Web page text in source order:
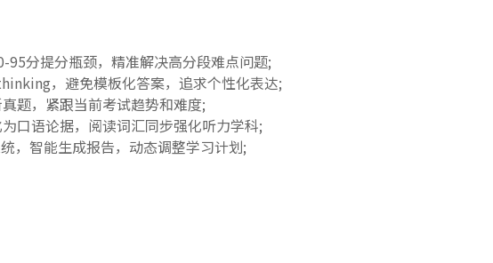
95分提分瓶颈，精准解决高分段难点问题;
，避免模板化答案，追求个性化表达;
题，紧跟当前考试趋势和难度;
口语论据，阅读词汇同步强化听力学科;
，智能生成报告，动态调整学习计划;